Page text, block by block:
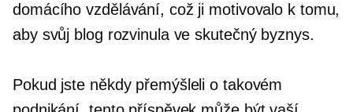
domácího vzdělávání, což ji motivovalo k tomu,
aby svůj blog rozvinula ve skutečný byznys.
Pokud jste někdy přemýšleli o takovém